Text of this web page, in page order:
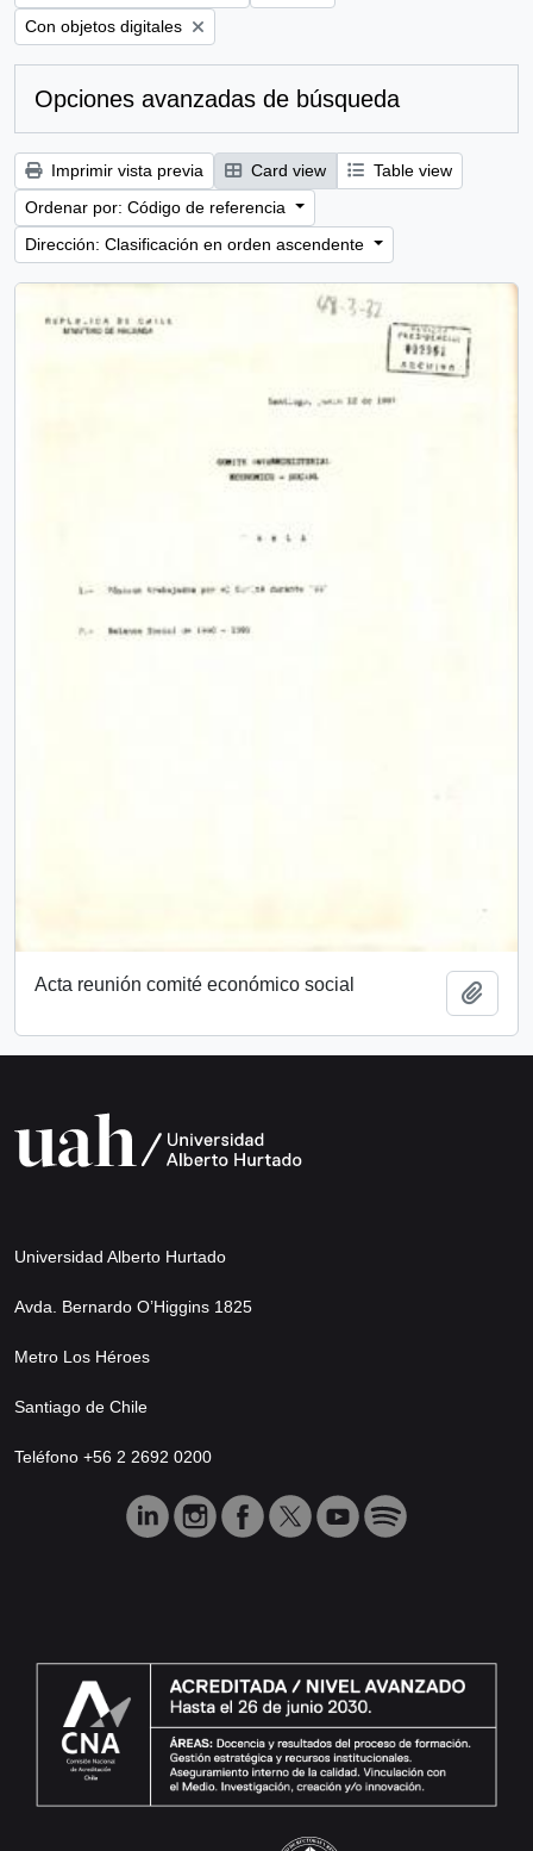
Remove filter:
Con objetos digitales
Opciones avanzadas de búsqueda
Imprimir vista previa Card view
Table view
Ordenar por: Código de referencia
Dirección: Clasificación en orden ascendente
Acta reunión comité económico social
Universidad Alberto Hurtado
Avda. Bernardo O’Higgins 1825
Metro Los Héroes
Santiago de Chile
Teléfono +56 2 2692 0200